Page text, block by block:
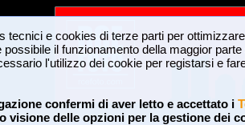
tecnici e cookies di terze parti per
il funzionamento della maggior parte
l'utilizzo dei cookie per registarsi e
confermi di aver letto e accettato i
visione delle opzioni per la gestione dei